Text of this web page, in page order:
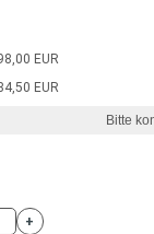
EUR
EUR
Bitte
+